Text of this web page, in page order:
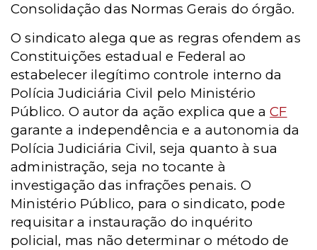
Consolidação das Normas Gerais do órgão.
O sindicato alega que as regras ofendem as
Constituições estadual e Federal ao
estabelecer ilegítimo controle interno da
Polícia Judiciária Civil pelo Ministério
Público. O autor da ação explica que aCF
garante a independência e a autonomia da
Polícia Judiciária Civil, seja quanto à sua
administração, seja no tocante à
investigação das infrações penais. O
Ministério Público, para o sindicato, pode
requisitar a instauração do inquérito
policial, mas não determinar o método de